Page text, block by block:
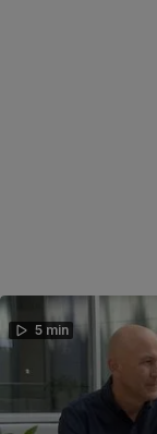
5 min